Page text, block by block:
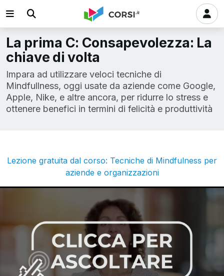
La prima C: Consapevolezza: La
chiave di volta
Impara ad utilizzare veloci tecniche di
Mindfullness, oggi usate da aziende come Google,
Apple, Nike, e altre ancora, per ridurre lo stress e
ottenere benefici in termini di felicità e produttività
Lezione gratuita dal corso: Tecniche di Mindfulness per
aziende e organizzazioni